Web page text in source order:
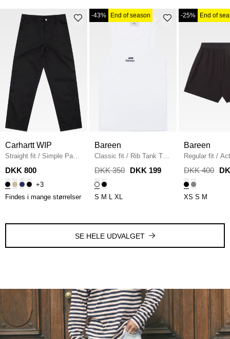
Carhartt WIP
Straight fit / Simple Pant
I020075 / BLACK
DKK 800
+3
Findes i mange størrelser
-43% End of season
Bareen
Classic fit / Rib Tank Top
/ WHITE
DKK 350 DKK 199
S M L XL
-25% End of
Bareen
Regular fit /
/ BLACK
DKK 400
XS S M
SE HELE UDVALGET